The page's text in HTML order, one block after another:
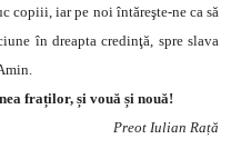
copiii, iar pe noi întăreşte-ne ca să
în dreapta credinţă, spre slava
fraților, și vouă și nouă!
Preot Iulian Rață